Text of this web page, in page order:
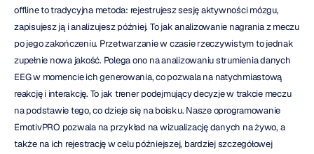
offline to tradycyjna metoda: rejestrujesz sesję aktywności mózgu,
zapisujesz ją i analizujesz później. To jak analizowanie nagrania z meczu
po jego zakończeniu. Przetwarzanie w czasie rzeczywistym to jednak
zupełnie nowa jakość. Polega ono na analizowaniu strumienia danych
EEG w momencie ich generowania, co pozwala na natychmiastową
reakcję i interakcję. To jak trener podejmujący decyzje w trakcie meczu
na podstawie tego, co dzieje się na boisku. Nasze oprogramowanie
EmotivPRO pozwala na przykład na wizualizację danych na żywo, a
także na ich rejestrację w celu późniejszej, bardziej szczegółowej